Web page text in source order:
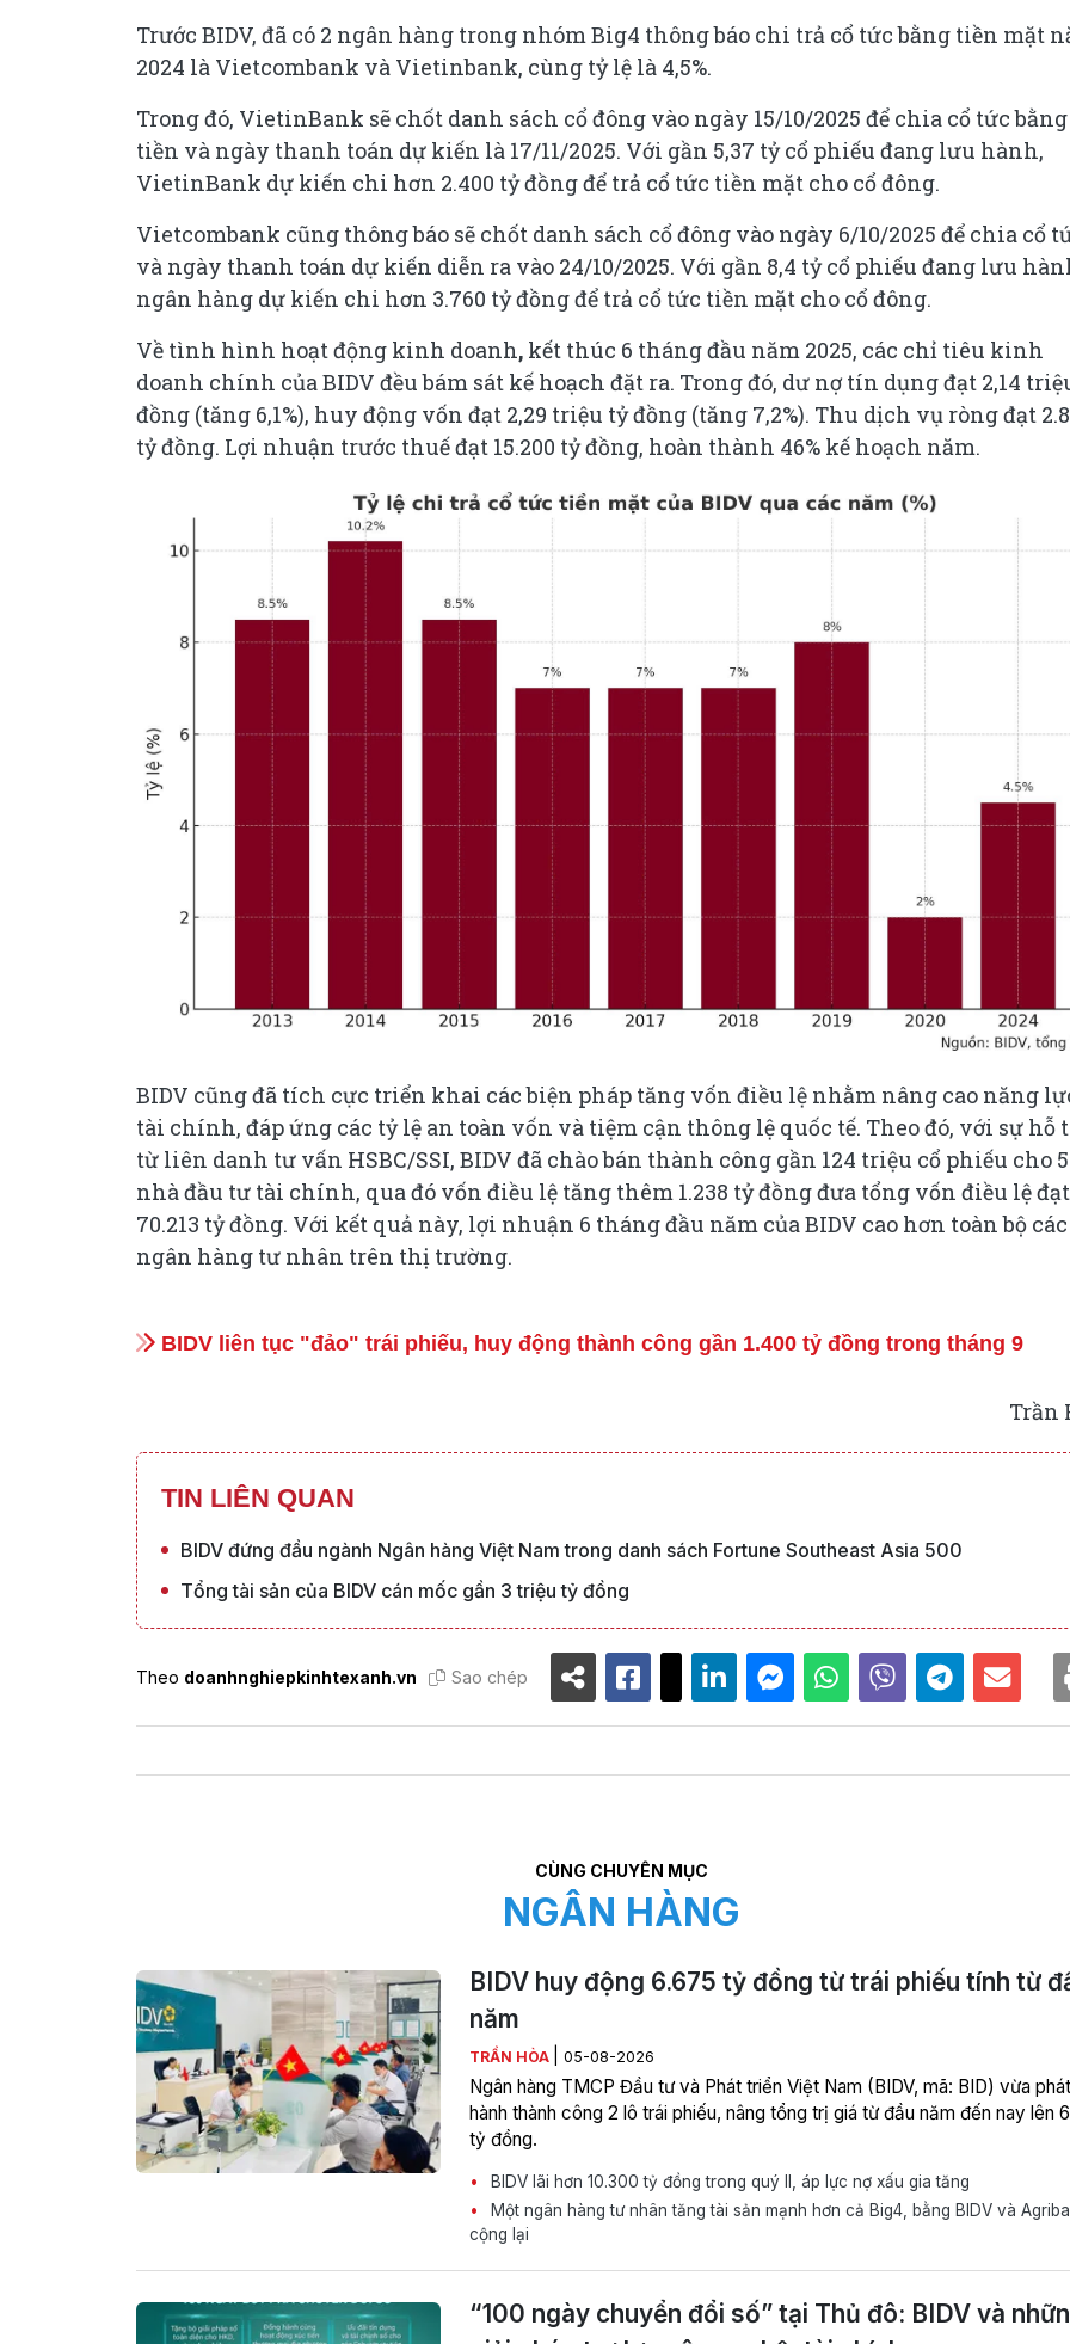
Trước BIDV, đã có 2 ngân hàng trong nhóm Big4 thông báo chi trả cổ tức bằng tiền mặt
2024 là Vietcombank và Vietinbank, cùng tỷ lệ là 4,5%.
Trong đó, VietinBank sẽ chốt danh sách cổ đông vào ngày 15/10/2025 để chia cổ tức bằng
tiền và ngày thanh toán dự kiến là 17/11/2025. Với gần 5,37 tỷ cổ phiếu đang lưu hành,
VietinBank dự kiến chi hơn 2.400 tỷ đồng để trả cổ tức tiền mặt cho cổ đông.
Vietcombank cũng thông báo sẽ chốt danh sách cổ đông vào ngày 6/10/2025 để chia cổ
và ngày thanh toán dự kiến diễn ra vào 24/10/2025. Với gần 8,4 tỷ cổ phiếu đang lưu
ngân hàng dự kiến chi hơn 3.760 tỷ đồng để trả cổ tức tiền mặt cho cổ đông.
Về tình hình hoạt động kinh doanh, kết thúc 6 tháng đầu năm 2025, các chỉ tiêu kinh
doanh chính của BIDV đều bám sát kế hoạch đặt ra. Trong đó, dư nợ tín dụng đạt 2,14
đồng (tăng 6,1%), huy động vốn đạt 2,29 triệu tỷ đồng (tăng 7,2%). Thu dịch vụ ròng đạt
tỷ đồng. Lợi nhuận trước thuế đạt 15.200 tỷ đồng, hoàn thành 46% kế hoạch năm.
BIDV cũng đã tích cực triển khai các biện pháp tăng vốn điều lệ nhằm nâng cao năng
tài chính, đáp ứng các tỷ lệ an toàn vốn và tiệm cận thông lệ quốc tế. Theo đó, với sự hỗ
từ liên danh tư vấn HSBC/SSI, BIDV đã chào bán thành công gần 124 triệu cổ phiếu cho 5
nhà đầu tư tài chính, qua đó vốn điều lệ tăng thêm 1.238 tỷ đồng đưa tổng vốn điều lệ đạt
70.213 tỷ đồng. Với kết quả này, lợi nhuận 6 tháng đầu năm của BIDV cao hơn toàn bộ các
ngân hàng tư nhân trên thị trường.
BIDV liên tục "đảo" trái phiếu, huy động thành công gần 1.400 tỷ đồng trong tháng 9
Trần
TIN LIÊN QUAN
BIDV đứng đầu ngành Ngân hàng Việt Nam trong danh sách Fortune Southeast Asia 500
Tổng tài sản của BIDV cán mốc gần 3 triệu tỷ đồng
Theo doanhnghiepkinhtexanh.vn Sao chép
CÙNG CHUYÊN MỤC
NGÂN HÀNG
BIDV huy động 6.675 tỷ đồng từ trái phiếu tính từ
năm
TRẦN HÒA 05-08-2026
Ngân hàng TMCP Đầu tư và Phát triển Việt Nam (BIDV, mã: BID) vừa phát
hành thành công 2 lô trái phiếu, nâng tổng trị giá từ đầu năm đến nay lên
tỷ đồng.
BIDV lãi hơn 10.300 tỷ đồng trong quý II, áp lực nợ xấu gia tăng
Một ngân hàng tư nhân tăng tài sản mạnh hơn cả Big4, bằng BIDV và
cộng lại
“100 ngày chuyển đổi số” tại Thủ đô: BIDV và